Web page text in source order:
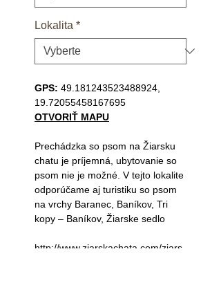
Lokalita *
GPS: 49.181243523488924,
19.72055458167695
OTVORIŤ MAPU
Prechádzka so psom na Žiarsku
chatu je príjemná, ubytovanie so
psom nie je možné. V tejto lokalite
odporúčame aj turistiku so psom
na vrchy Baranec, Baníkov, Tri
kopy – Baníkov, Žiarske sedlo
http://www.ziarskachata.com/ziars